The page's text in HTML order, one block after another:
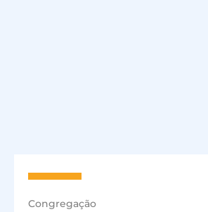
Congregação